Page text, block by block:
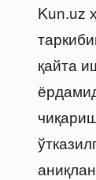
Kun.uz
қайта